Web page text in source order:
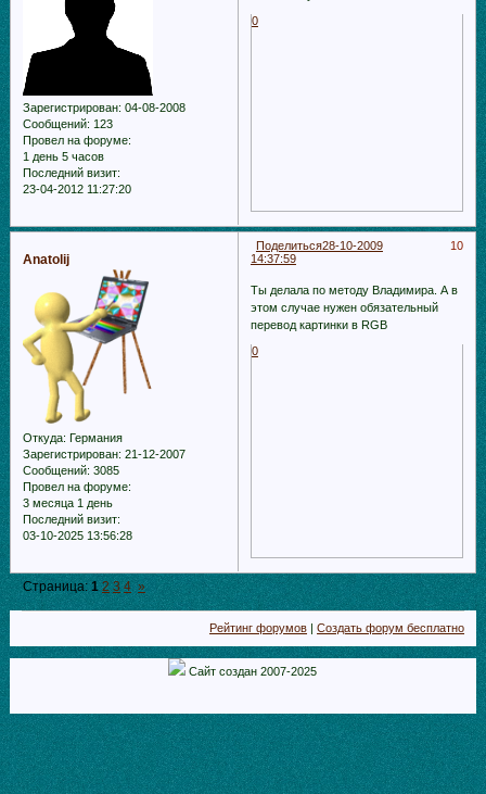
Зарегистрирован: 04-08-2008
Сообщений: 123
Провел на форуме:
1 день 5 часов
Последний визит:
23-04-2012 11:27:20
0
Поделиться 10
28-10-2009
14:37:59
Anatolij
Откуда: Германия
Зарегистрирован: 21-12-2007
Сообщений: 3085
Провел на форуме:
3 месяца 1 день
Последний визит:
03-10-2025 13:56:28
Ты делала по методу Владимира. А в
этом случае нужен обязательный
перевод картинки в RGB
0
Страница:1 2 3 4 »
Рейтинг форумов |Создать форум бесплатно
Сайт создан 2007-2025